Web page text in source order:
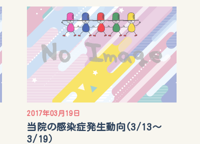
2017年03月19日
当院の感染症発生動向(3/13～
3/19）